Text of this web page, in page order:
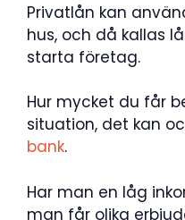
Privatlån kan
hus, och då kallas
starta företag.
Hur mycket du får
situation, det kan
bank.
Har man en låg
man får olika